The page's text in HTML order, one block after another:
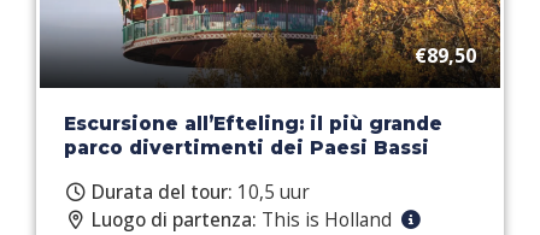
€89,50
Escursione all’Efteling: il più grande
parco divertimenti dei Paesi Bassi
Durata del tour: 10,5 uur
Luogo di partenza: This is Holland